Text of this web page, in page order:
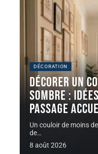
DÉCORATION
Décorer un
sombre :
passage
Un couloir de moins
de…
8 août 2026